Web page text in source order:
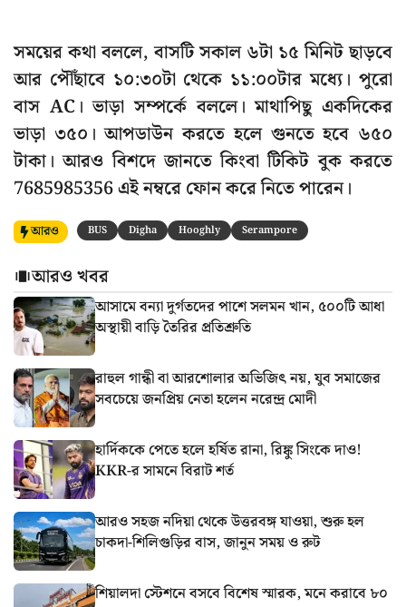
সময়ের কথা বললে, বাসটি সকাল ৬টা ১৫ মিনিট ছাড়বে
আর পৌঁছাবে ১০:৩০টা থেকে ১১:০০টার মধ্যে। পুরো
বাস AC। ভাড়া সম্পর্কে বললে। মাথাপিছু একদিকের
ভাড়া ৩৫০। আপডাউন করতে হলে গুনতে হবে ৬৫০
টাকা। আরও বিশদে জানতে কিংবা টিকিট বুক করতে
7685985356 এই নম্বরে ফোন করে নিতে পারেন।
আরও BUS Digha Hooghly Serampore
আরও খবর
আসামে বন্যা দুর্গতদের পাশে সলমন খান, ৫০০টি আধা
অস্থায়ী বাড়ি তৈরির প্রতিশ্রুতি
রাহুল গান্ধী বা আরশোলার অভিজিৎ নয়, যুব সমাজের
সবচেয়ে জনপ্রিয় নেতা হলেন নরেন্দ্র মোদী
হার্দিককে পেতে হলে হর্ষিত রানা, রিঙ্কু সিংকে দাও!
KKR-র সামনে বিরাট শর্ত
আরও সহজ নদিয়া থেকে উত্তরবঙ্গ যাওয়া, শুরু হল
চাকদা-শিলিগুড়ির বাস, জানুন সময় ও রুট
শিয়ালদা স্টেশনে বসবে বিশেষ স্মারক, মনে করাবে ৮০